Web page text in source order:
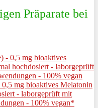
Präparate bei
mg bioaktives Melatonin
- laborgeprüft mit
- 100% vegan*